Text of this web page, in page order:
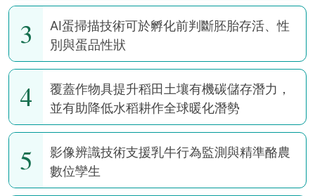
3
AI蛋掃描技術可於孵化前判斷胚胎存活、性
別與蛋品性狀
4
覆蓋作物具提升稻田土壤有機碳儲存潛力，
並有助降低水稻耕作全球暖化潛勢
5
影像辨識技術支援乳牛行為監測與精準酪農
數位孿生